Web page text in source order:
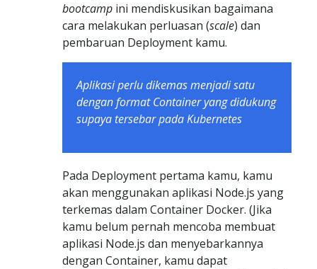
bootcamp ini mendiskusikan bagaimana
cara melakukan perluasan (scale) dan
pembaruan Deployment kamu.
Aplikasi perlu dikemas menjadi satu
dengan format Container yang didukung
supaya tersebar pada Kubernetes
Pada Deployment pertama kamu, kamu
akan menggunakan aplikasi Node.js yang
terkemas dalam Container Docker. (Jika
kamu belum pernah mencoba membuat
aplikasi Node.js dan menyebarkannya
dengan Container, kamu dapat